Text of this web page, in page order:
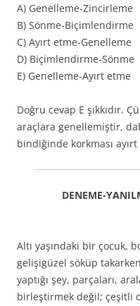
A) Genelleme-Zincirleme
B) Sönme-Biçimlendirme
C) Ayırt etme-Genelleme
D) Biçimlendirme-Sönme
E) Genelleme-Ayırt etme
Doğru cevap E şıkkıdır.
araçlara genellemiştir,
bindiğinde korkması
DENEME-
Altı yaşındaki bir çocuk,
gelişigüzel söküp
yaptığı şey, parçaları,
birleştirmek değil; çeşitli